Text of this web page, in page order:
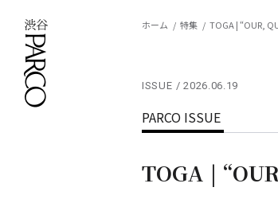
ホーム 特集 TOGA | “OUR,
ISSUE 2026.06.19
PARCO ISSUE
TOGA |